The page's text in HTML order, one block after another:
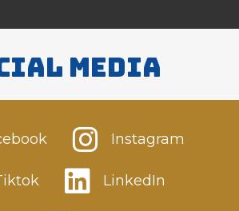
media
Instagram
LinkedIn